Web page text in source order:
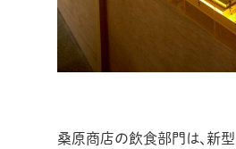
桑原商店の飲食部門は、新型